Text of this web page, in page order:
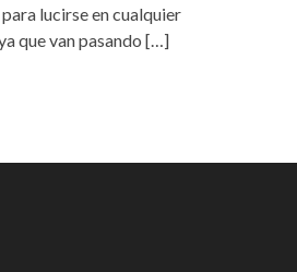
lucirse en cualquier
que van pasando […]